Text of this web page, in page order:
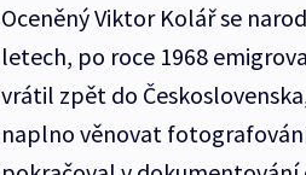
Oceněný Viktor Kolář se
letech, po roce 1968
vrátil zpět do
naplno věnovat